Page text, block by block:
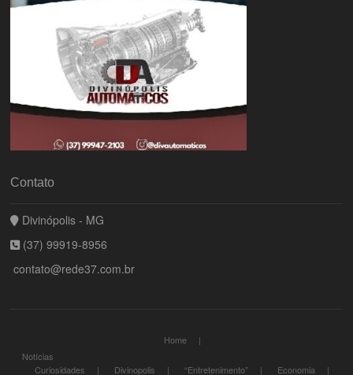
Contato
Divinópolis - MG
(37) 99919-8956
contato@rede37.com.br
Home
Notícias
Curiosidades
Divinopolis “Entretenimento” Economia